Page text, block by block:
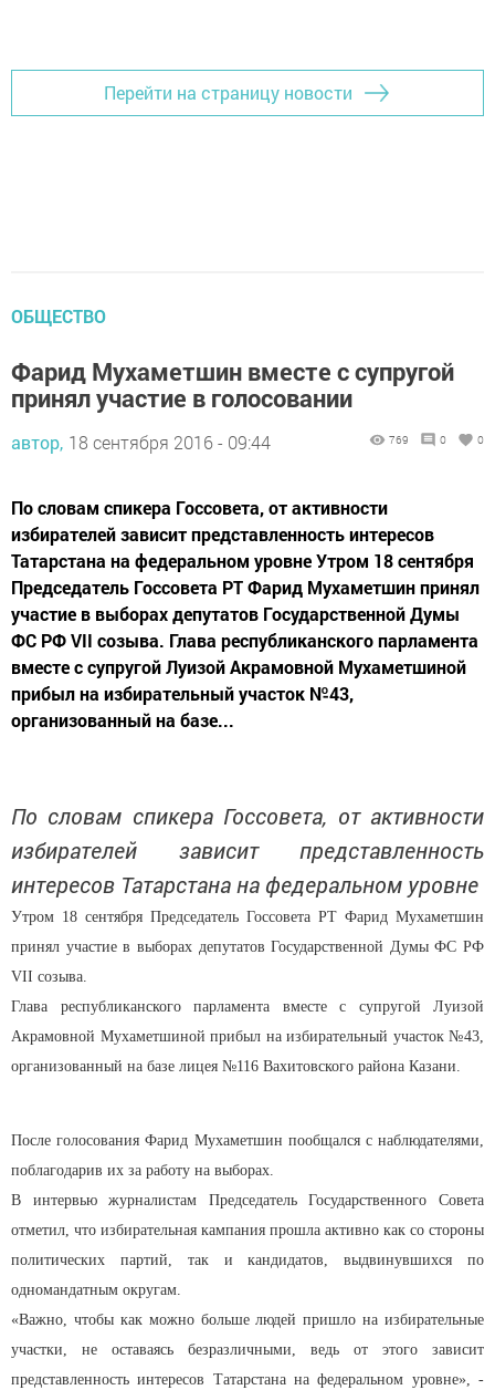
Перейти на страницу новости
ОБЩЕСТВО
Фарид Мухаметшин вместе с супругой
принял участие в голосовании
автор, 18 сентября 2016 - 09:44 769 0 0
По словам спикера Госсовета, от активности
избирателей зависит представленность интересов
Татарстана на федеральном уровне Утром 18 сентября
Председатель Госсовета РТ Фарид Мухаметшин принял
участие в выборах депутатов Государственной Думы
ФС РФ VII созыва. Глава республиканского парламента
вместе с супругой Луизой Акрамовной Мухаметшиной
прибыл на избирательный участок №43,
организованный на базе...
По словам спикера Госсовета, от активности
избирателей зависит представленность
интересов Татарстана на федеральном уровне
Утром 18 сентября Председатель Госсовета РТ Фарид Мухаметшин
принял участие в выборах депутатов Государственной Думы ФС РФ
VII созыва.
Глава республиканского парламента вместе с супругой Луизой
Акрамовной Мухаметшиной прибыл на избирательный участок №43,
организованный на базе лицея №116 Вахитовского района Казани.
После голосования Фарид Мухаметшин пообщался с наблюдателями,
поблагодарив их за работу на выборах.
В интервью журналистам Председатель Государственного Совета
отметил, что избирательная кампания прошла активно как со стороны
политических партий, так и кандидатов, выдвинувшихся по
одномандатным округам.
«Важно, чтобы как можно больше людей пришло на избирательные
участки, не оставаясь безразличными, ведь от этого зависит
представленность интересов Татарстана на федеральном уровне», -